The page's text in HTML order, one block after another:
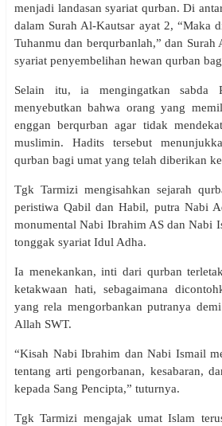
menjadi landasan syariat qurban. Di
dalam Surah Al-Kautsar ayat 2, “Maka
Tuhanmu dan berqurbanlah,” dan
syariat penyembelihan hewan qurban
Selain itu, ia mengingatkan sabda
menyebutkan bahwa orang yang
enggan berqurban agar tidak
muslimin. Hadits tersebut
qurban bagi umat yang telah diberikan
Tgk Tarmizi mengisahkan sejarah
peristiwa Qabil dan Habil, putra Nabi
monumental Nabi Ibrahim AS dan Nabi
tonggak syariat Idul Adha.
Ia menekankan, inti dari qurban
ketakwaan hati, sebagaimana
yang rela mengorbankan putranya
Allah SWT.
“Kisah Nabi Ibrahim dan Nabi Ismail
tentang arti pengorbanan, kesabaran,
kepada Sang Pencipta,” tuturnya.
Tgk Tarmizi mengajak umat Islam